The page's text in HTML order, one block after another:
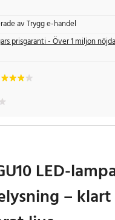
av Trygg e-handel
prisgaranti - Över 1 miljon nöjda
LED-
– klart